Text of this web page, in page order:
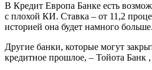
В Кредит Европа Банке есть
с плохой КИ. Ставка – от 11,2
историей она будет намного больше.
Другие банки, которые могут
кредитное прошлое, – Тойота Банк